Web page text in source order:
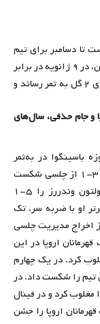
نتوانست تا دسامبر برای تیم
چلسی به‌میدان برود. بعد از چند ماه دوری از میادین، در ۹ ژانویه در برابر
ایپسویچ تاون در جام حذفی بازی کرد. او در این بازی ۲ گل به ثمر رساند و
و جام حذفی، سال‌های
باسینگوا در به‌ثمر
رساندن گل برابر نورویچ سیتی کمک کرد و این تیم ۳-۱ از چلسی شکست
خورد. در ۲ اکتبر، چلسی با هتریک لمپارد، تیم بولتون وندررز را ۵-۱
او با ضربه سر، تک
به‌ثمر رساند. ۱۱ روز بعد از اخراج مدیریت چلسی
اروپا در این
۵-۴ ناپولی را مغلوب کرد. در یک چهارم
مقابل بنفیکا به میدان رفت و ۳-۱ این تیم را شکست داد. در
رفت و ۳-۲ بارسلونا را مغلوب کرد و در فینال
۴-۳ قهرمانی در لیگ قهرمانان اروپا را جشن